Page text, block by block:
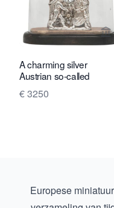
A charming silver
Austrian so-called
€ 3250
Europese